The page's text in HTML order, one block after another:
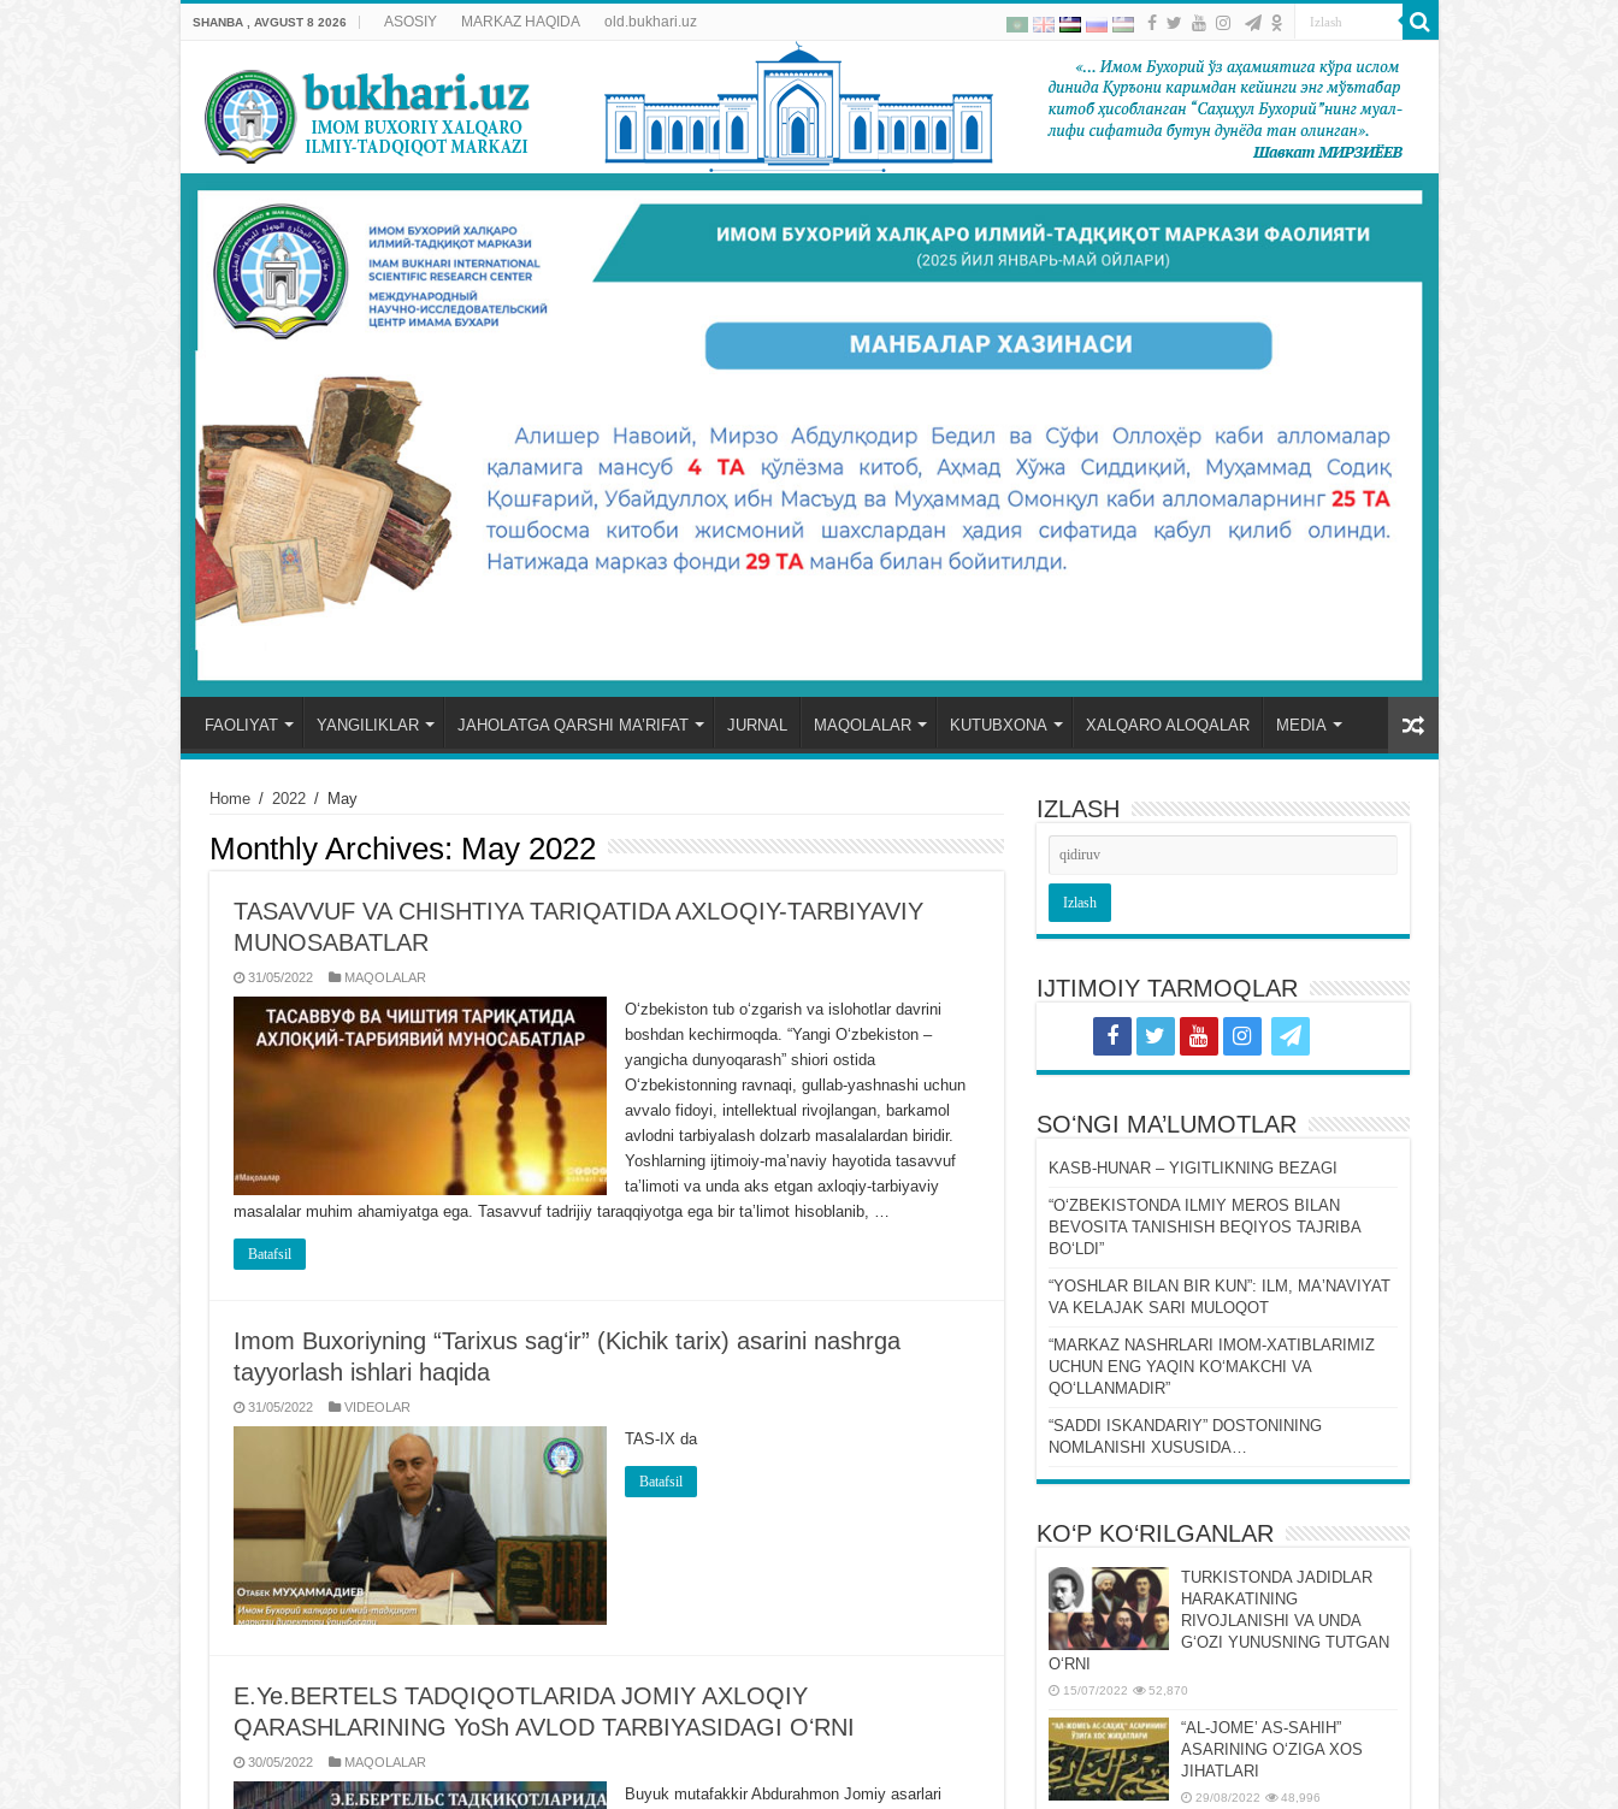
SHANBA , AVGUST 8 2026 ASOSIY MARKAZ HAQIDA old.bukhari.uz
FAOLIYAT YANGILIKLAR JAHOLATGA QARSHI MA’RIFAT JURNAL MAQOLALAR KUTUBXONA XALQARO ALOQALAR MEDIA
Home / 2022 / May
Monthly Archives: May 2022
TASAVVUF VA CHISHTIYA TARIQATIDA AXLOQIY-TARBIYAVIY
MUNOSABATLAR
31/05/2022 MAQOLALAR
Oʻzbekiston tub oʻzgarish va islohotlar davrini
boshdan kechirmoqda. “Yangi Oʻzbekiston –
yangicha dunyoqarash” shiori ostida
Oʻzbekistonning ravnaqi, gullab-yashnashi uchun
avvalo fidoyi, intellektual rivojlangan, barkamol
avlodni tarbiyalash dolzarb masalalardan biridir.
Yoshlarning ijtimoiy-maʼnaviy hayotida tasavvuf
taʼlimoti va unda aks etgan axloqiy-tarbiyaviy
masalalar muhim ahamiyatga ega. Tasavvuf tadrijiy taraqqiyotga ega bir taʼlimot hisoblanib, …
Batafsil
Imom Buxoriyning “Tarixus sagʻir” (Kichik tarix) asarini nashrga
tayyorlash ishlari haqida
31/05/2022 VIDЕOLAR
TAS-IX da
Batafsil
E.Ye.BЕRTЕLS TADQIQOTLARIDA JOMIY AXLOQIY
QARASHLARINING YoSh AVLOD TARBIYASIDAGI OʻRNI
30/05/2022 MAQOLALAR
Buyuk mutafakkir Abdurahmon Jomiy asarlari
IZLASH
IJTIMOIY TARMOQLAR
SOʻNGI MA’LUMOTLAR
KASB-HUNAR – YIGITLIKNING BEZAGI
“OʻZBEKISTONDA ILMIY MEROS BILAN
BEVOSITA TANISHISH BEQIYOS TAJRIBA
BOʻLDI”
“YOSHLAR BILAN BIR KUN”: ILM, MAʼNAVIYAT
VA KELAJAK SARI MULOQOT
“MARKAZ NASHRLARI IMOM-XATIBLARIMIZ
UCHUN ENG YAQIN KOʻMAKCHI VA
QOʻLLANMADIR”
“SADDI ISKANDARIY” DOSTONINING
NOMLANISHI XUSUSIDA…
KO‘P KO‘RILGANLAR
TURKISTONDA JADIDLAR
HARAKATINING
RIVOJLANISHI VA UNDA
GʻOZI YUNUSNING TUTGAN
OʻRNI
15/07/2022 52,870
“AL-JOMEʼ AS-SAHIH”
ASARINING OʻZIGA XOS
JIHATLARI
29/08/2022 48,996